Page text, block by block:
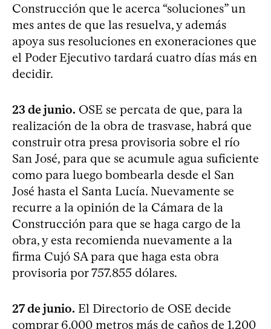
Construcción que le acerca “soluciones” un
mes antes de que las resuelva, y además
apoya sus resoluciones en exoneraciones que
el Poder Ejecutivo tardará cuatro días más en
decidir.
23 de junio. OSE se percata de que, para la
realización de la obra de trasvase, habrá que
construir otra presa provisoria sobre el río
San José, para que se acumule agua suficiente
como para luego bombearla desde el San
José hasta el Santa Lucía. Nuevamente se
recurre a la opinión de la Cámara de la
Construcción para que se haga cargo de la
obra, y esta recomienda nuevamente a la
firma Cujó SA para que haga esta obra
provisoria por 757.855 dólares.
27 de junio. El Directorio de OSE decide
comprar 6.000 metros más de caños de 1.200